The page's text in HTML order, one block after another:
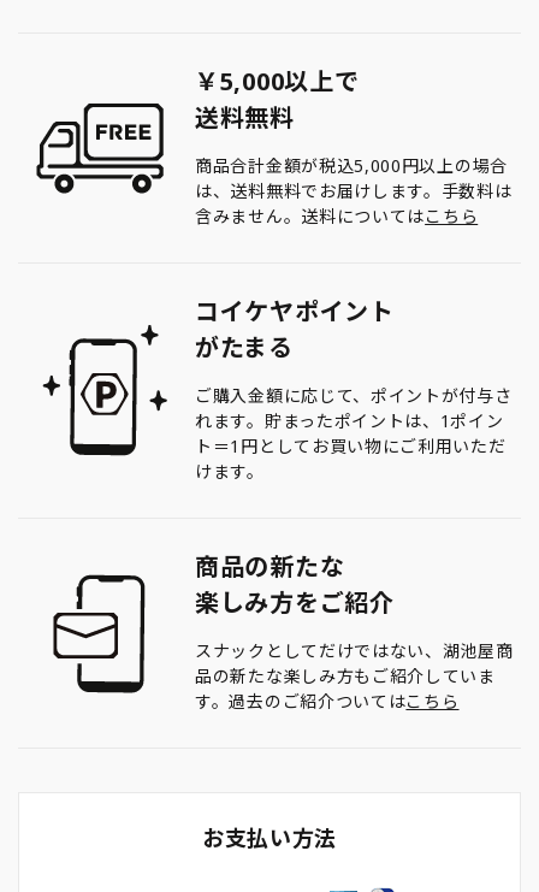
￥5,000以上で
送料無料
商品合計金額が税込5,000円以上の場合
は、送料無料でお届けします。手数料は
含みません。送料についてはこちら
コイケヤポイント
がたまる
ご購入金額に応じて、ポイントが付与さ
れます。貯まったポイントは、1ポイン
ト＝1円としてお買い物にご利用いただ
けます。
商品の新たな
楽しみ方をご紹介
スナックとしてだけではない、湖池屋商
品の新たな楽しみ方もご紹介していま
す。過去のご紹介ついてはこちら
お支払い方法